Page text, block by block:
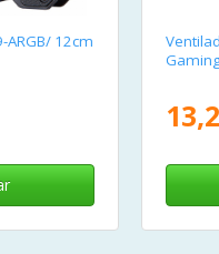
ARGB/ 12cm